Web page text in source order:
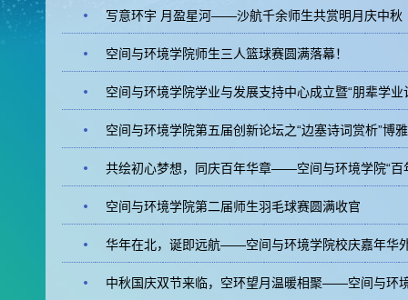
写意环宇 月盈星河——沙航千余师生共赏明月庆中秋
空间与环境学院师生三人篮球赛圆满落幕！
空间与环境学院学业与发展支持中心成立暨“朋辈学业
空间与环境学院第五届创新论坛之“边塞诗词赏析”博
共绘初心梦想，同庆百年华章——空间与环境学院“百
空间与环境学院第二届师生羽毛球赛圆满收官
华年在北，诞即远航——空间与环境学院校庆嘉年华
中秋国庆双节来临，空环望月温暖相聚——空间与环